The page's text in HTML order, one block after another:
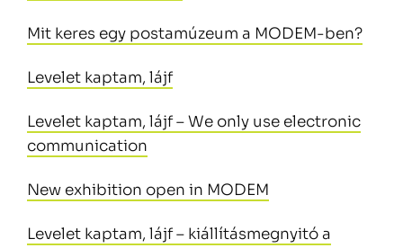
Mit keres egy postamúzeum a MODEM-ben?
Levelet kaptam, lájf
Levelet kaptam, lájf – We only use electronic
communication
New exhibition open in MODEM
Levelet kaptam, lájf – kiállításmegnyitó a